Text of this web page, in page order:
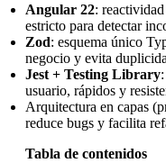
Angular 22:
estricto para detectar
Zod: esquema único
negocio y evita
Jest + Testing Library
usuario, rápidos y
Arquitectura en capas
reduce bugs y facilita
Tabla de contenidos